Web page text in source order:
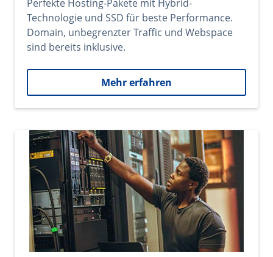
Perfekte Hosting-Pakete mit Hybrid-
Technologie und SSD für beste Performance.
Domain, unbegrenzter Traffic und Webspace
sind bereits inklusive.
Mehr erfahren